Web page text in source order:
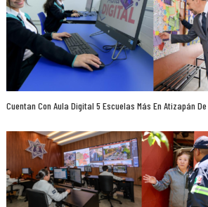
Cuentan Con Aula Digital 5 Escuelas Más En Atizapán